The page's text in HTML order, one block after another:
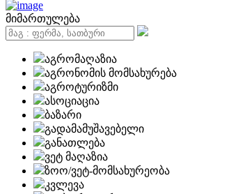
მიმართულება
აგრომაღაზია
აგრონომის მომსახურება
აგროტურიზმი
ასოციაცია
ბაზარი
გადამამუშავებელი
განათლება
ვეტ მაღაზია
ზოო/ვეტ-მომსახურეობა
კვლევა